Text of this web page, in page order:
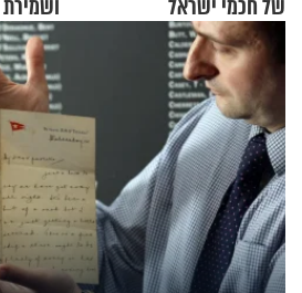
של חכמי ישראל
הרמב"ם